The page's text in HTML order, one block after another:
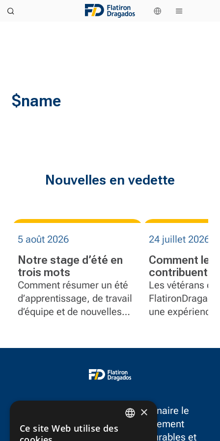
$name
Nouvelles en vedette
5 août 2026
Notre stage d’été en
trois mots
Comment résumer un été
d’apprentissage, de travail
d’équipe et de nouvelles
24 juillet 2026
Comment les
contribuent à
équipes plus
chez
Les vétérans de
une expérience
postes en
FlatironDragados est le partenaire le
plus fiable dans le développement
d’infrastructures résilientes, durables et
×
Ce site Web utilise des